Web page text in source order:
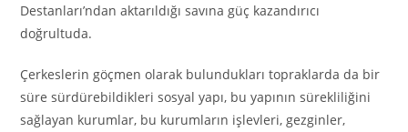
Destanları’ndan aktarıldığı savına güç kazandırıcı
doğrultuda.
Çerkeslerin göçmen olarak bulundukları topraklarda da bir
süre sürdürebildikleri sosyal уарı, bu yapının sürekliliğini
sağlayan kurumlar, bu kurumların işlevleri, gezginler,